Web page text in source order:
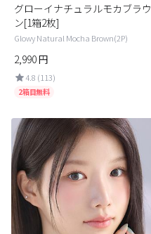
グローイナチュラルモカブラウ
ン[1箱2枚]
Glowy Natural Mocha Brown(2P)
2,990円
4.8 (113)
2箱目無料